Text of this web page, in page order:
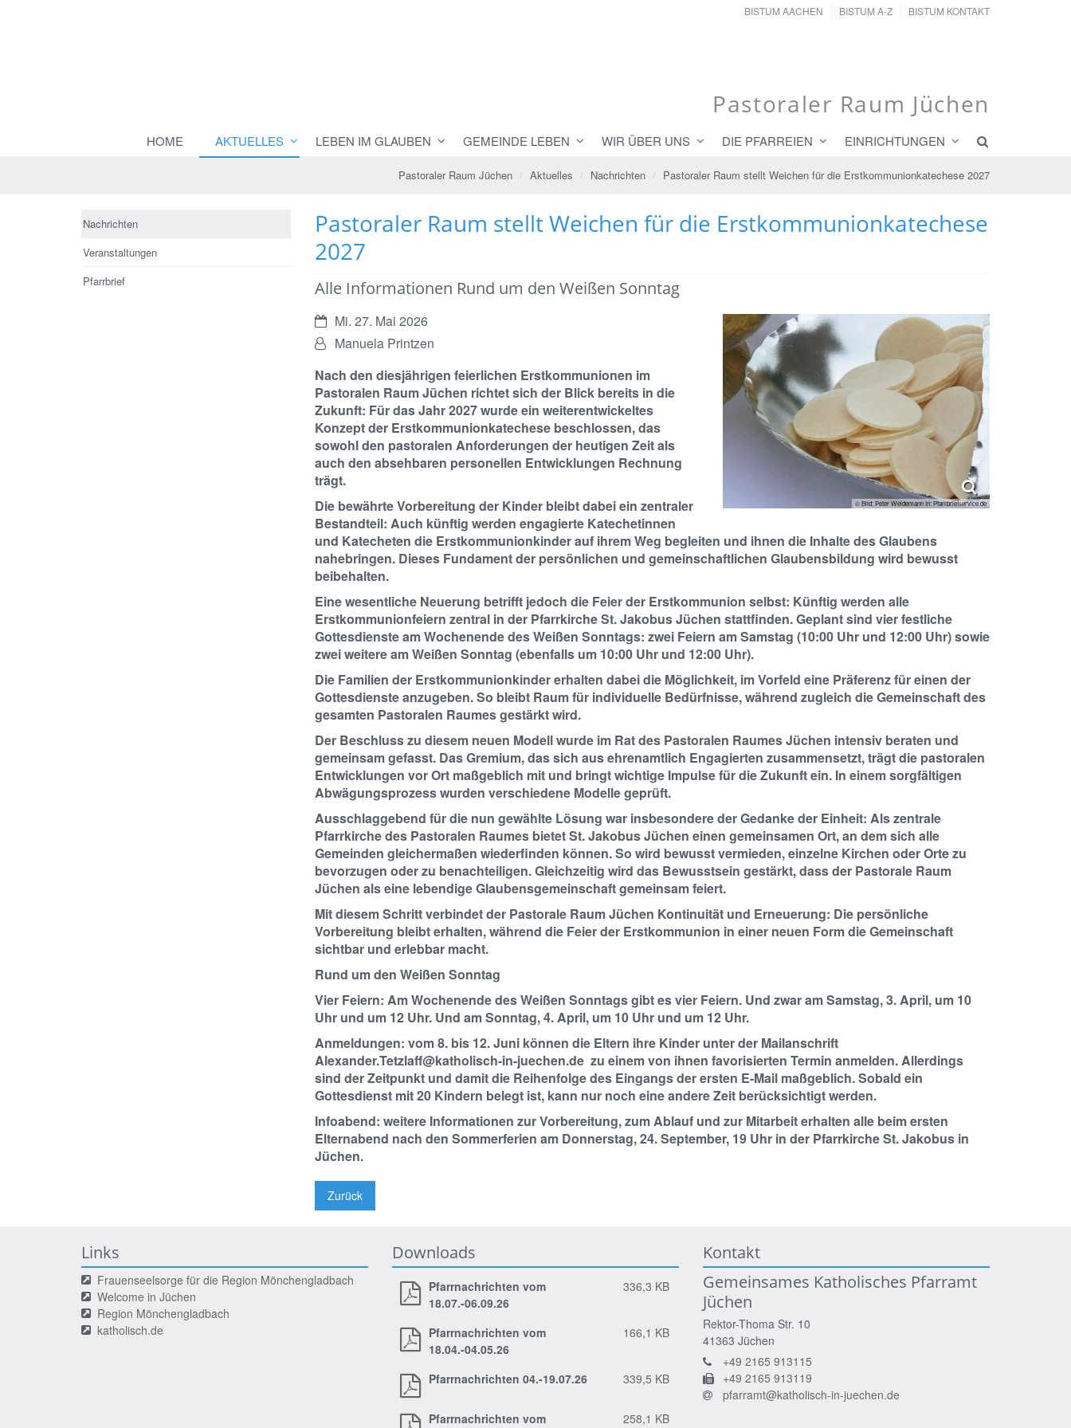
BISTUM AACHEN BISTUM A-Z BISTUM KONTAKT
Pastoraler Raum Jüchen
HOME AKTUELLES LEBEN IM GLAUBEN GEMEINDE LEBEN WIR ÜBER UNS DIE PFARREIEN EINRICHTUNGEN
Pastoraler Raum Jüchen Aktuelles Nachrichten Pastoraler Raum stellt Weichen für die Erstkommunionkatechese 2027
Pastoraler Raum stellt Weichen für die Erstkommunionkatechese
2027
Alle Informationen Rund um den Weißen Sonntag
© Bild: Peter Weidemann In: Pfarrbriefservice.de
Datum:Mi. 27. Mai 2026
Von:Manuela Printzen
Nach den diesjährigen feierlichen Erstkommunionen im
Pastoralen Raum Jüchen richtet sich der Blick bereits in die
Zukunft: Für das Jahr 2027 wurde ein weiterentwickeltes
Konzept der Erstkommunionkatechese beschlossen, das
sowohl den pastoralen Anforderungen der heutigen Zeit als
auch den absehbaren personellen Entwicklungen Rechnung
trägt.
Die bewährte Vorbereitung der Kinder bleibt dabei ein zentraler
Bestandteil: Auch künftig werden engagierte Katechetinnen
und Katecheten die Erstkommunionkinder auf ihrem Weg begleiten und ihnen die Inhalte des Glaubens
nahebringen. Dieses Fundament der persönlichen und gemeinschaftlichen Glaubensbildung wird bewusst
beibehalten.
Eine wesentliche Neuerung betrifft jedoch die Feier der Erstkommunion selbst: Künftig werden alle
Erstkommunionfeiern zentral in der Pfarrkirche St. Jakobus Jüchen stattfinden. Geplant sind vier festliche
Gottesdienste am Wochenende des Weißen Sonntags: zwei Feiern am Samstag (10:00 Uhr und 12:00 Uhr) sowie
zwei weitere am Weißen Sonntag (ebenfalls um 10:00 Uhr und 12:00 Uhr).
Die Familien der Erstkommunionkinder erhalten dabei die Möglichkeit, im Vorfeld eine Präferenz für einen der
Gottesdienste anzugeben. So bleibt Raum für individuelle Bedürfnisse, während zugleich die Gemeinschaft des
gesamten Pastoralen Raumes gestärkt wird.
Der Beschluss zu diesem neuen Modell wurde im Rat des Pastoralen Raumes Jüchen intensiv beraten und
gemeinsam gefasst. Das Gremium, das sich aus ehrenamtlich Engagierten zusammensetzt, trägt die pastoralen
Entwicklungen vor Ort maßgeblich mit und bringt wichtige Impulse für die Zukunft ein. In einem sorgfältigen
Abwägungsprozess wurden verschiedene Modelle geprüft.
Ausschlaggebend für die nun gewählte Lösung war insbesondere der Gedanke der Einheit: Als zentrale
Pfarrkirche des Pastoralen Raumes bietet St. Jakobus Jüchen einen gemeinsamen Ort, an dem sich alle
Gemeinden gleichermaßen wiederfinden können. So wird bewusst vermieden, einzelne Kirchen oder Orte zu
bevorzugen oder zu benachteiligen. Gleichzeitig wird das Bewusstsein gestärkt, dass der Pastorale Raum
Jüchen als eine lebendige Glaubensgemeinschaft gemeinsam feiert.
Mit diesem Schritt verbindet der Pastorale Raum Jüchen Kontinuität und Erneuerung: Die persönliche
Vorbereitung bleibt erhalten, während die Feier der Erstkommunion in einer neuen Form die Gemeinschaft
sichtbar und erlebbar macht.
Rund um den Weißen Sonntag
Vier Feiern: Am Wochenende des Weißen Sonntags gibt es vier Feiern. Und zwar am Samstag, 3. April, um 10
Uhr und um 12 Uhr. Und am Sonntag, 4. April, um 10 Uhr und um 12 Uhr.
Anmeldungen: vom8. bis 12. Junikönnen die Eltern ihre Kinder unter der Mailanschrift
Alexander.Tetzlaff@katholisch-in-juechen.de zu einem von ihnen favorisierten Termin anmelden. Allerdings
sind der Zeitpunkt und damit die Reihenfolge des Eingangs der ersten E-Mail maßgeblich. Sobald ein
Gottesdienst mit 20 Kindern belegt ist, kann nur noch eine andere Zeit berücksichtigt werden.
Infoabend: weitere Informationen zur Vorbereitung, zum Ablauf und zur Mitarbeit erhalten alle beim ersten
Elternabend nach den Sommerferien am Donnerstag, 24. September, 19 Uhr in der Pfarrkirche St. Jakobus in
Jüchen.
Zurück
Nachrichten
Veranstaltungen
Pfarrbrief
Links
Frauenseelsorge für die Region Mönchengladbach
Welcome in Jüchen
Region Mönchengladbach
katholisch.de
Downloads
Pfarrnachrichten vom
18.07.-06.09.26
336,3 KB
Pfarrnachrichten vom
18.04.-04.05.26
166,1 KB
Pfarrnachrichten 04.-19.07.26 339,5 KB
Pfarrnachrichten vom
258,1 KB
Kontakt
Gemeinsames Katholisches Pfarramt
Jüchen
Rektor-Thoma Str. 10
41363 Jüchen
+49 2165 913115
+49 2165 913119
pfarramt@katholisch-in-juechen.de